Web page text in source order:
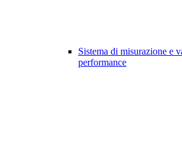
Sistema di misurazione e
performance